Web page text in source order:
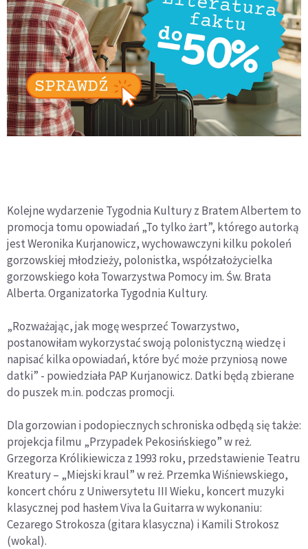
Kolejne wydarzenie Tygodnia Kultury z Bratem Albertem to
promocja tomu opowiadań „To tylko żart”, którego autorką
jest Weronika Kurjanowicz, wychowawczyni kilku pokoleń
gorzowskiej młodzieży, polonistka, współzałożycielka
gorzowskiego koła Towarzystwa Pomocy im. Św. Brata
Alberta. Organizatorka Tygodnia Kultury.
„Rozważając, jak mogę wesprzeć Towarzystwo,
postanowiłam wykorzystać swoją polonistyczną wiedzę i
napisać kilka opowiadań, które być może przyniosą nowe
datki” - powiedziała PAP Kurjanowicz. Datki będą zbierane
do puszek m.in. podczas promocji.
Dla gorzowian i podopiecznych schroniska odbędą się także:
projekcja filmu „Przypadek Pekosińskiego” w reż.
Grzegorza Królikiewicza z 1993 roku, przedstawienie Teatru
Kreatury – „Miejski kraul” w reż. Przemka Wiśniewskiego,
koncert chóru z Uniwersytetu III Wieku, koncert muzyki
klasycznej pod hasłem Viva la Guitarra w wykonaniu:
Cezarego Strokosza (gitara klasyczna) i Kamili Strokosz
(wokal).